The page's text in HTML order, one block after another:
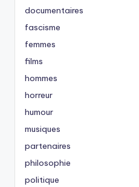
documentaires
fascisme
femmes
films
hommes
horreur
humour
musiques
partenaires
philosophie
politique